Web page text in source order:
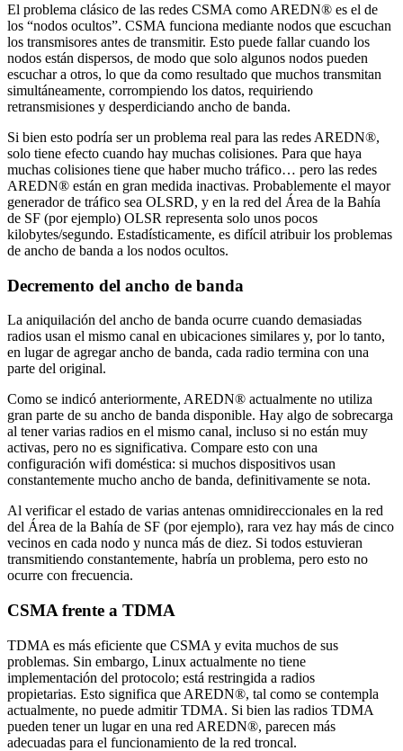
El problema clásico de las redes CSMA como AREDN® es el de
los “nodos ocultos”. CSMA funciona mediante nodos que escuchan
los transmisores antes de transmitir. Esto puede fallar cuando los
nodos están dispersos, de modo que solo algunos nodos pueden
escuchar a otros, lo que da como resultado que muchos transmitan
simultáneamente, corrompiendo los datos, requiriendo
retransmisiones y desperdiciando ancho de banda.
Si bien esto podría ser un problema real para las redes AREDN®,
solo tiene efecto cuando hay muchas colisiones. Para que haya
muchas colisiones tiene que haber mucho tráfico… pero las redes
AREDN® están en gran medida inactivas. Probablemente el mayor
generador de tráfico sea OLSRD, y en la red del Área de la Bahía
de SF (por ejemplo) OLSR representa solo unos pocos
kilobytes/segundo. Estadísticamente, es difícil atribuir los problemas
de ancho de banda a los nodos ocultos.
Decremento del ancho de banda
La aniquilación del ancho de banda ocurre cuando demasiadas
radios usan el mismo canal en ubicaciones similares y, por lo tanto,
en lugar de agregar ancho de banda, cada radio termina con una
parte del original.
Como se indicó anteriormente, AREDN® actualmente no utiliza
gran parte de su ancho de banda disponible. Hay algo de sobrecarga
al tener varias radios en el mismo canal, incluso si no están muy
activas, pero no es significativa. Compare esto con una
configuración wifi doméstica: si muchos dispositivos usan
constantemente mucho ancho de banda, definitivamente se nota.
Al verificar el estado de varias antenas omnidireccionales en la red
del Área de la Bahía de SF (por ejemplo), rara vez hay más de cinco
vecinos en cada nodo y nunca más de diez. Si todos estuvieran
transmitiendo constantemente, habría un problema, pero esto no
ocurre con frecuencia.
CSMA frente a TDMA
TDMA es más eficiente que CSMA y evita muchos de sus
problemas. Sin embargo, Linux actualmente no tiene
implementación del protocolo; está restringida a radios
propietarias. Esto significa que AREDN®, tal como se contempla
actualmente, no puede admitir TDMA. Si bien las radios TDMA
pueden tener un lugar en una red AREDN®, parecen más
adecuadas para el funcionamiento de la red troncal.